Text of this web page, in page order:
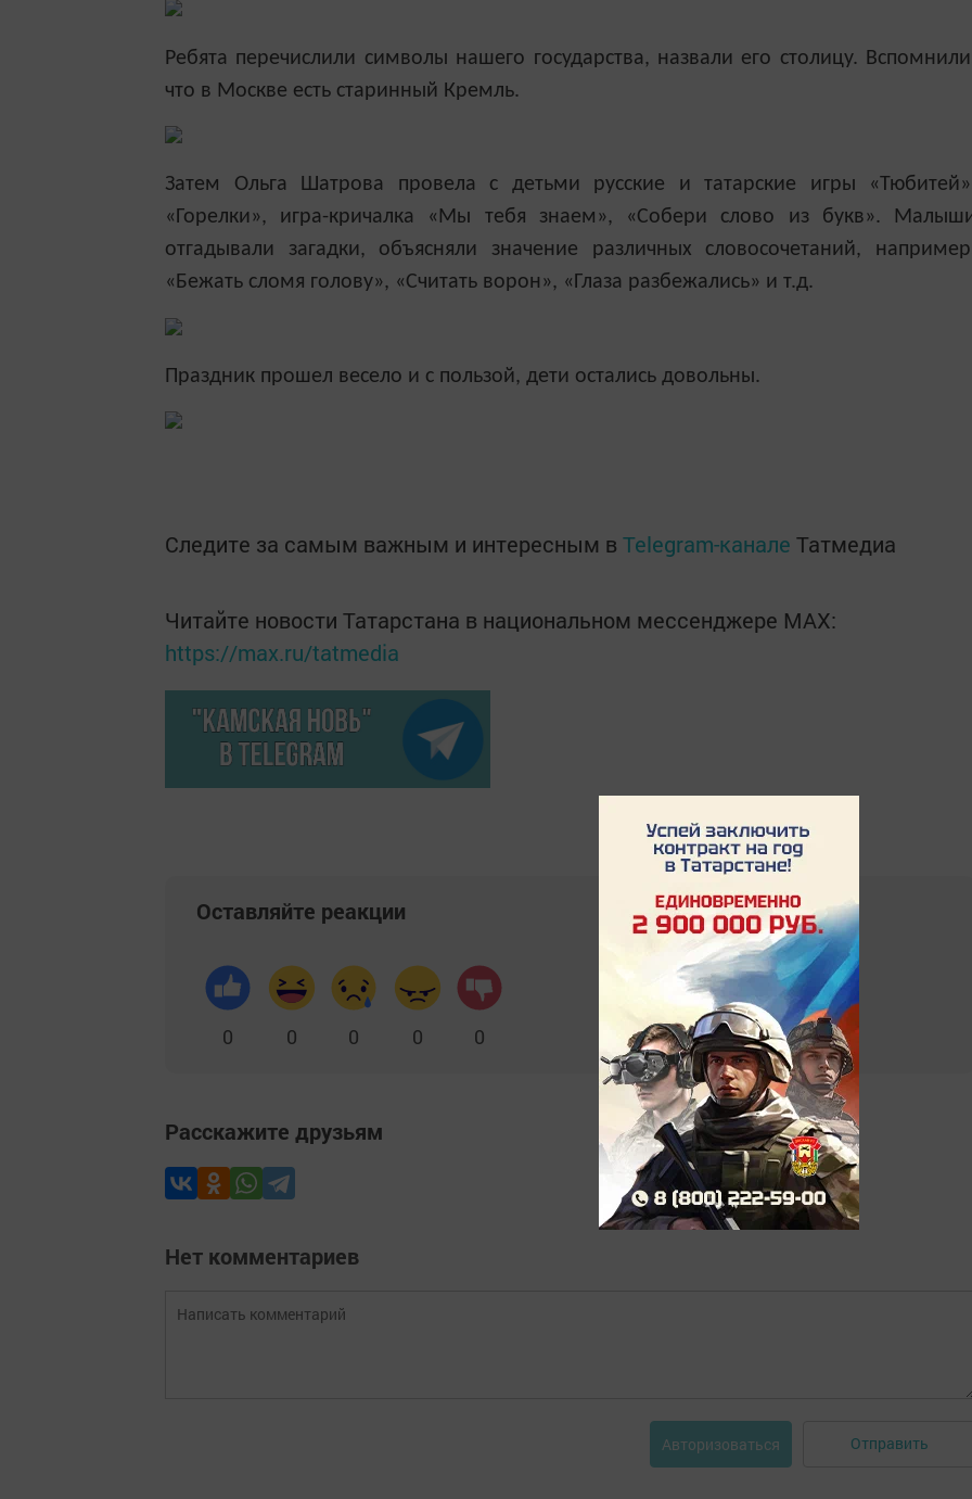
Ребята перечислили символы нашего государства, назвали его столицу.
что в Москве есть старинный Кремль.
Затем Ольга Шатрова провела с детьми русские и татарские игры
«Горелки», игра-кричалка «Мы тебя знаем», «Собери слово из букв».
отгадывали загадки, объясняли значение различных словосочетаний,
«Бежать сломя голову», «Считать ворон», «Глаза разбежались» и т.д.
Праздник прошел весело и с пользой, дети остались довольны.
Следите за самым важным и интересным в Telegram-канале Татмедиа
Читайте новости Татарстана в национальном мессенджере MАХ:
https://max.ru/tatmedia
Оставляйте реакции
0 0 0 0 0
Расскажите друзьям
Нет комментариев
Авторизоваться Отправить